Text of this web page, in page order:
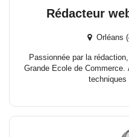
Rédacteur
Orléans
Passionnée par la
Grande Ecole de
techniques